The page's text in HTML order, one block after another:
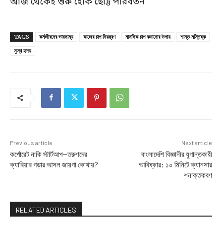
TAGS কর্মজীবনের ভারসাম্য কাজের চাপ নিয়ন্ত্রণ মানসিক চাপ কমানোর উপায়
শান্ত মস্তিষ্ক
সুস্থ হৃদয়
Previous article
কর্পোরেট নাকি স্টার্টআপ—তরুণদের
ক্যারিয়ার গড়ার আসল জায়গা কোথায়?
Next article
বাংলাদেশি বিজ্ঞানীর যুগান্তকারী
আবিষ্কার: ১০ মিনিটে ক্যানসার
শনাক্তকরণ
RELATED ARTICLES